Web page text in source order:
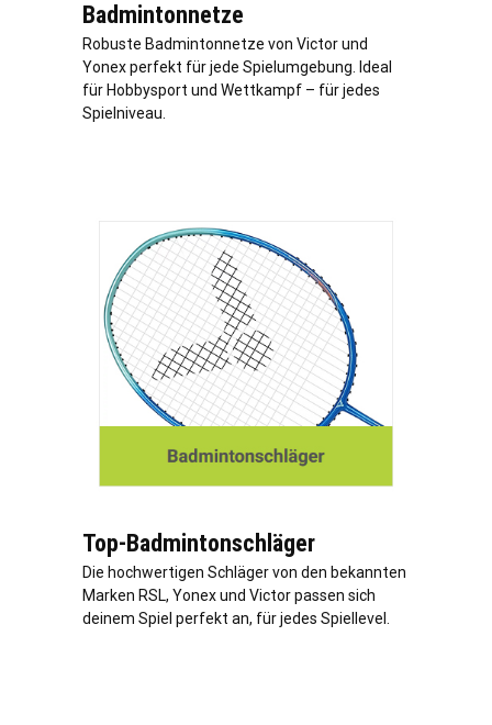
Badmintonnetze
Robuste Badmintonnetze von Victor und
Yonex perfekt für jede Spielumgebung. Ideal
für Hobbysport und Wettkampf – für jedes
Spielniveau.
Top-Badmintonschläger
Die hochwertigen Schläger von den bekannten
Marken RSL, Yonex und Victor passen sich
deinem Spiel perfekt an, für jedes Spiellevel.